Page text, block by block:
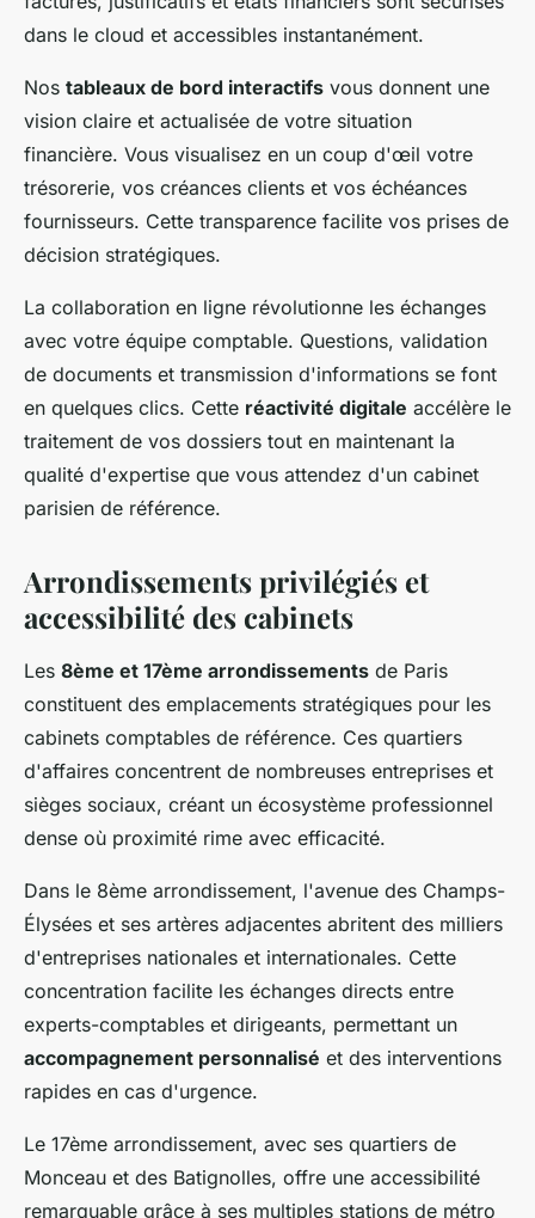
dans le cloud et accessibles instantanément.
Nos tableaux de bord interactifs vous donnent une
vision claire et actualisée de votre situation
financière. Vous visualisez en un coup d'œil votre
trésorerie, vos créances clients et vos échéances
fournisseurs. Cette transparence facilite vos prises de
décision stratégiques.
La collaboration en ligne révolutionne les échanges
avec votre équipe comptable. Questions, validation
de documents et transmission d'informations se font
en quelques clics. Cette réactivité digitale accélère le
traitement de vos dossiers tout en maintenant la
qualité d'expertise que vous attendez d'un cabinet
parisien de référence.
Arrondissements privilégiés et
accessibilité des cabinets
Les 8ème et 17ème arrondissements de Paris
constituent des emplacements stratégiques pour les
cabinets comptables de référence. Ces quartiers
d'affaires concentrent de nombreuses entreprises et
sièges sociaux, créant un écosystème professionnel
dense où proximité rime avec efficacité.
Dans le 8ème arrondissement, l'avenue des Champs-
Élysées et ses artères adjacentes abritent des milliers
d'entreprises nationales et internationales. Cette
concentration facilite les échanges directs entre
experts-comptables et dirigeants, permettant un
accompagnement personnalisé et des interventions
rapides en cas d'urgence.
Le 17ème arrondissement, avec ses quartiers de
Monceau et des Batignolles, offre une accessibilité
remarquable grâce à ses multiples stations de métro